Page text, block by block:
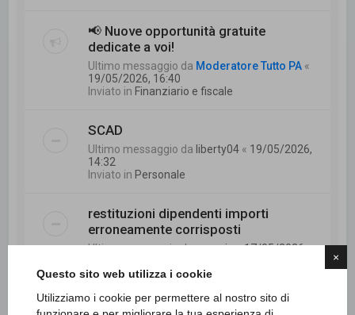
×
Questo sito web utilizza i cookie
Utilizziamo i cookie per permettere al nostro sito di
📢 Nuove opportunità gratuite
dedicate a voi!
Ultimo messaggio da Moderatore Tutto PA «
19/05/2026, 16:40
Inviato in Finanziario e fiscale
SCAD
Ultimo messaggio da liberty04 « 19/05/2026,
14:32
Inviato in Personale
restituzioni dipendenti importi
erroneamente corrisposti
Ultimo messaggio damannie«17/05/2026,
Inviato inFinanziario e fiscale